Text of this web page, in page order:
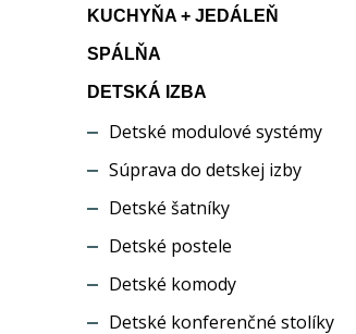
KUCHYŇA + JEDÁLEŇ
SPÁLŇA
DETSKÁ IZBA
Detské modulové systémy
Súprava do detskej izby
Detské šatníky
Detské postele
Detské komody
Detské konferenčné stolíky